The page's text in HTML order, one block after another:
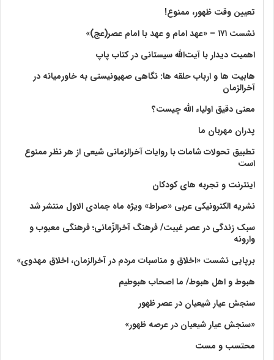
تعیین وقت ظهور، ممنوع!
نشست ۱۷۱ – «عهد امام و عهد با امام عصر(عج)»
اهمیت دیدار با آیت‌الله سیستانی در کتاب پاپ
هابیت ها و ارباب حلقه ها: نگاهی صهیونیستی به خاورمیانه در
آخرالزمان
معنی دقیق اولیاء الله چیست؟
پدران مهربان ما
تطبیق تحولات شامات با روایات آخرالزمانی شیعی از هر نظر ممنوع
است
اینترنت و تجربه های کودکان
نشریه الکترونیکی عربی «صراط» ویژه ماه جمادی الاول منتشر شد
سبک زندگی در عصر غیبت/ فرهنگ آخرالزّمانی؛ فرهنگی معیوب و
وارونه
برپایی نشست «اخلاق و مناسبات مردم در آخرالزمان، اخلاق مهدوی»
هبوط و اهل هبوط/ ما اصحاب هبوطیم
سنجش عیار شیعیان در عصر ظهور
«سنجش عیار شیعیان در عرصه ظهور»
محتسب و مست